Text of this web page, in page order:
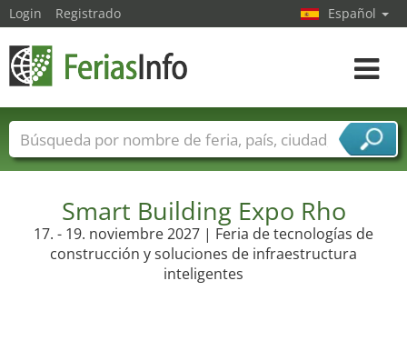
Smart Building Expo Rho
17. - 19. noviembre 2027 | Feria de tecnologías de
construcción y soluciones de infraestructura
inteligentes
Login Registrado Español
toggle
Nombres de ferias Países
Ciudades
Sectores de proveedor de servicios